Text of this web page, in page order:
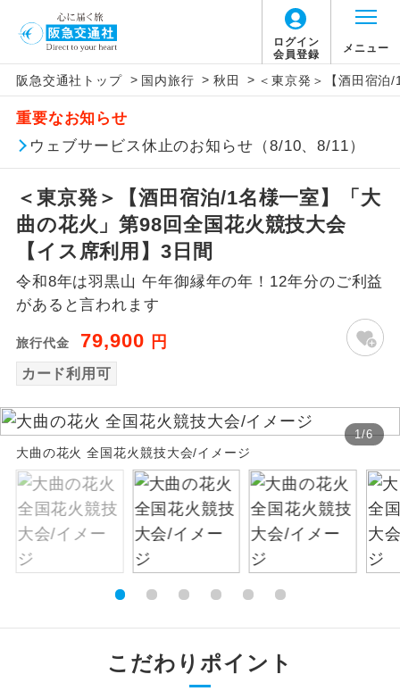
ログイン
会員登録
メニュー
阪急交通社トップ > 国内旅行 > 秋田 > ＜東京発＞【酒田宿泊
重要なお知らせ
ウェブサービス休止のお知らせ（8/10、8/11）
＜東京発＞【酒田宿泊/1名様一室】「大
曲の花火」第98回全国花火競技大会
【イス席利用】3日間
令和8年は羽黒山 午年御縁年の年！12年分のご利益
があると言われます
旅行代金 79,900 円
カード利用可
1/6
大曲の花火 全国花火競技大会/イメージ
こだわりポイント
アイコン 説明
添乗員同行
往路出発空港（駅）から復路到着空港
（駅）まで同行します。
現地添乗員同
行
現地到着空港（駅）から最終日出発空港
（駅）まで添乗員が同行します。
バスガイド乗
務
バスガイドが乗務し、車内での観光案内
があります。
世界遺産
絶景 絶景スポットに立ち寄るコースです。
温泉 温泉地にも宿泊するコースです。
露天風呂
ご宿泊ホテルに露天風呂が付いていま
ご宿泊ホテルに大浴場が付いています。
事の心配はいりません。（機内食を除
く）